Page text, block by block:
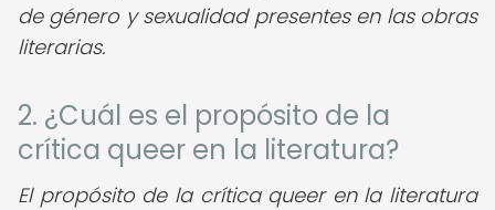
de género y sexualidad presentes en las obras
literarias.
2. ¿Cuál es el propósito de la
crítica queer en la literatura?
El propósito de la crítica queer en la literatura